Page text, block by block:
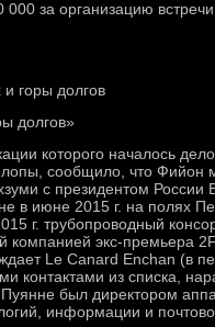
за организацию
горы долгов
долгов»
которого началось
сообщило, что Фийон
с президентом
в июне 2015 г. на полях
г. трубопроводный
компанией экс-премьера
Le Canard Enchan (в
контактами из списка,
был директором
информации и